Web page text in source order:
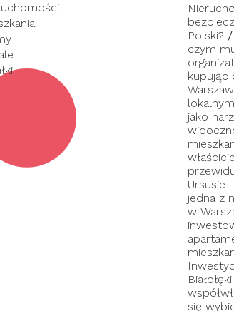
Polski? /
czym
kupując
jako
Ursusie
jedna z
w
Białołęki
się